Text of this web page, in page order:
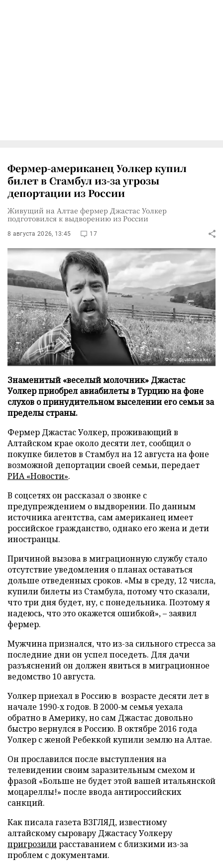
Фермер-американец Уолкер купил
билет в Стамбул из-за угрозы
депортации из России
Живущий на Алтае фермер Джастас Уолкер
подготовился к выдворению из России
8 августа 2026, 13:45 17
Фото: @justuswalker
Знаменитый «веселый молочник» Джастас
Уолкер приобрел авиабилеты в Турцию на фоне
слухов о принудительном выселении его семьи за
пределы страны.
Фермер Джастас Уолкер, проживающий в
Алтайском крае около десяти лет, сообщил о
покупке билетов в Стамбул на 12 августа на фоне
возможной депортации своей семьи, передает
РИА «Новости».
В соцсетях он рассказал о звонке с
предупреждением о выдворении. По данным
источника агентства, сам американец имеет
российское гражданство, однако его жена и дети
иностранцы.
Причиной вызова в миграционную службу стало
отсутствие уведомления о планах оставаться
дольше отведенных сроков. «Мы в среду, 12 числа,
купили билеты из Стамбула, потому что сказали,
что три дня будет, ну, с понедельника. Поэтому я
надеюсь, что это окажется ошибкой», – заявил
фермер.
Мужчина признался, что из-за сильного стресса за
последние дни он успел поседеть. Для дачи
разъяснений он должен явиться в миграционное
ведомство 10 августа.
Уолкер приехал в Россию в возрасте десяти лет в
начале 1990-х годов. В 2000-м семья уехала
обратно в Америку, но сам Джастас довольно
быстро вернулся в Россию. В октябре 2016 года
Уолкер с женой Ребеккой купили землю на Алтае.
Он прославился после выступления на
телевидении своим заразительным смехом и
фразой «Больше не будет этой вашей итальянской
моцареллы!» после ввода антироссийских
санкций.
Как писала газета ВЗГЛЯД, известному
алтайскому сыровару Джастасу Уолкеру
пригрозилирасставанием с близкими из-за
проблем с документами.